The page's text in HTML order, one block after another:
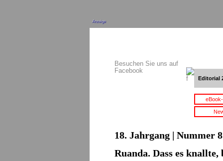
Anzeige
Besuchen Sie uns auf
Facebook
Editorial
18. Jahrgang | Nummer
Ruanda. Dass es